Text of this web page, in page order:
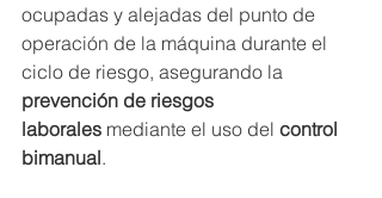
ocupadas y alejadas del punto de
operación de la máquina durante el
ciclo de riesgo, asegurando la
prevención de riesgos
laborales mediante el uso del control
bimanual.